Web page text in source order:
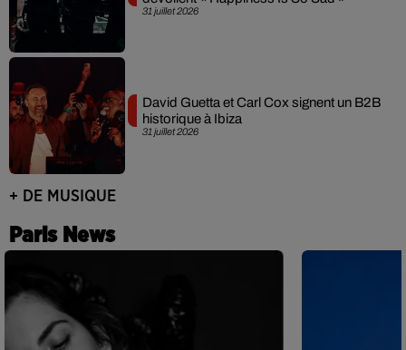
31 juillet 2026
31 juillet 2026
David Guetta et Carl Cox signent un B2B
historique à Ibiza
+ DE MUSIQUE
Paris News